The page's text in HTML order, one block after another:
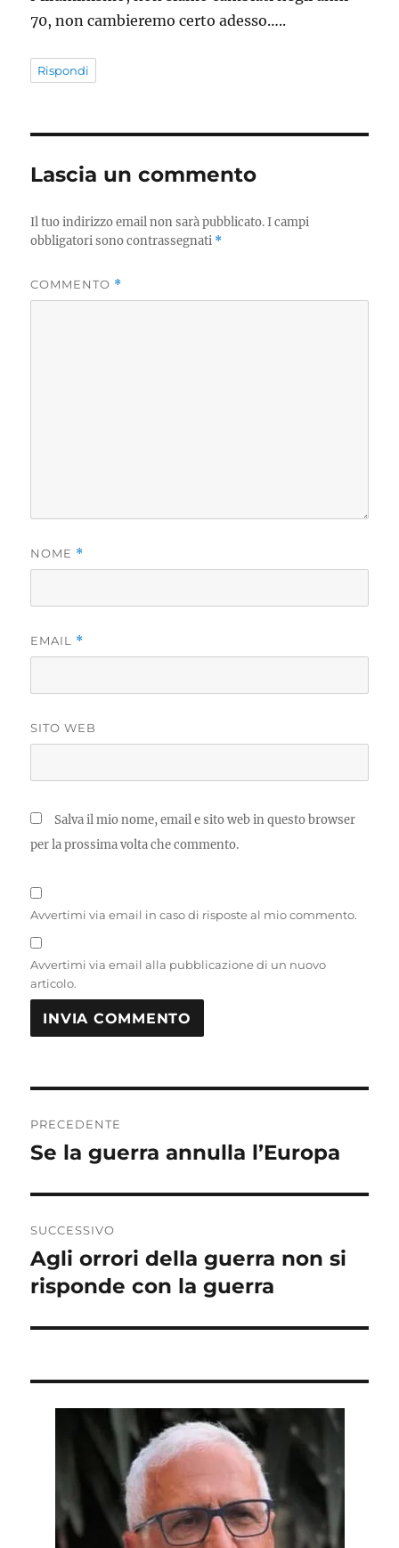
70, non cambieremo certo adesso…..
Rispondi
Lascia un commento
Il tuo indirizzo email non sarà pubblicato. I campi
obbligatori sono contrassegnati *
COMMENTO *
NOME *
EMAIL *
SITO WEB
Salva il mio nome, email e sito web in questo browser
per la prossima volta che commento.
Avvertimi via email in caso di risposte al mio commento.
Avvertimi via email alla pubblicazione di un nuovo
articolo.
articoli
PRECEDENTE
Articolo
Se la guerra annulla l’Europa
SUCCESSIVO
Articolo
successivo:
Agli orrori della guerra non si
risponde con la guerra